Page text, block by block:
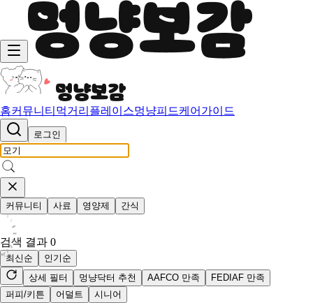
홈커뮤니티 먹거리 플레이스멍냥피드케어가이드
로그인
커뮤니티 사료 영양제 간식
검색 결과 0
최신순
인기순
상세 필터
멍냥닥터 추천 AAFCO 만족
FEDIAF 만족
퍼피/키튼
어덜트 시니어